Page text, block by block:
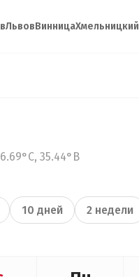
ЛьвовВинницаХмельницкий
35.44°В
10 дней 2 недели